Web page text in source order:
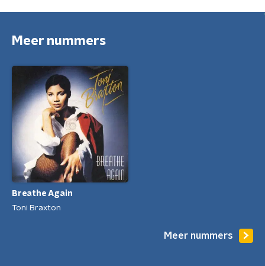
Meer nummers
Breathe Again
Toni Braxton
Meer nummers